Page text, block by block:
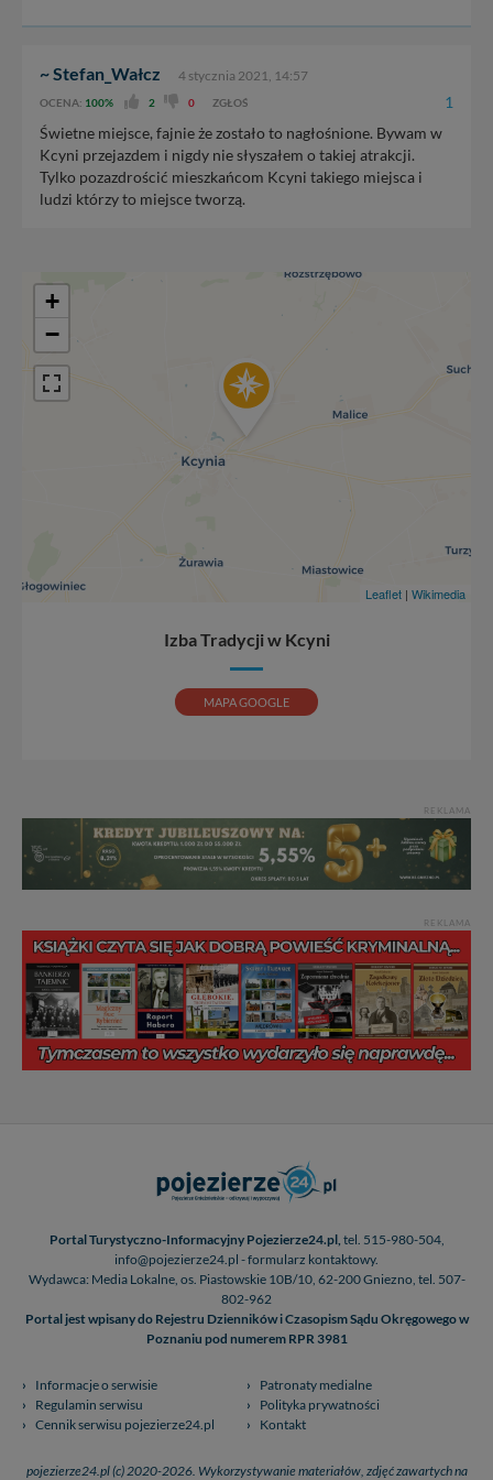
~ Stefan_Wałcz 4 stycznia 2021, 14:57
OCENA: 100% 2 0 ZGŁOŚ 1
Świetne miejsce, fajnie że zostało to nagłośnione. Bywam w
Kcyni przejazdem i nigdy nie słyszałem o takiej atrakcji.
Tylko pozazdrościć mieszkańcom Kcyni takiego miejsca i
ludzi którzy to miejsce tworzą.
+
−
Leaflet | Wikimedia
Izba Tradycji w Kcyni
MAPA GOOGLE
REKLAMA
REKLAMA
Portal Turystyczno-Informacyjny Pojezierze24.pl, tel. 515-980-504,
info@pojezierze24.pl - formularz kontaktowy.
Wydawca: Media Lokalne, os. Piastowskie 10B/10, 62-200 Gniezno, tel. 507-
802-962
Portal jest wpisany do Rejestru Dzienników i Czasopism Sądu Okręgowego w
Poznaniu pod numerem RPR 3981
Informacje o serwisie
Patronaty medialne
Regulamin serwisu
Polityka prywatności
Cennik serwisu pojezierze24.pl
Kontakt
pojezierze24.pl (c) 2020-2026. Wykorzystywanie materiałów, zdjęć zawartych na
Bezpieczeństwo Twoich danych jest dla nas
zmieniać zakresu naszych uprawnień. Twoje dane są u
nas bezpieczne, jeśli masz wątpliwości co do naszych
intencji, zawsze możesz wycofać swoją zgodę. Więcej
informacji uzyskach w naszejPolityce Prywatności.
Klikając znak X lub przycisk PRZEJDŹ DO SERWISU
wyrażasz zgodę na przetwarzanie Twoich danych.
Twoich danych jest elementem usługi (przekazanie
danych z formularza kontaktowego, przekazanie danych
w przypadku rezerwacji usług typu: nocleg, czartery,
itp). Więcej informacji o zasadach i funkcjonalności
serwisu w
Regulaminie Serwisu
Administratorem Twoich danych jest firma: Media
Lokalne Karol Soberski, z siedzibą w Gnieźnie, na os.
Piastowskim 10B/10. Możesz z nami skontaktować się
za pośrednictwem tej
W każdej chwili możesz: zażądać dostępu do swoich
danych, zażądać ich poprawienia lub usunięcia,
zabronić ich przetwarzania. Pamiętaj jednak, że nie
zawsze jest możliwe techniczne zrealizowanie Twoich
praw w odniesieniu do informacji zawartych w plikach
tych plików - w pewnych przypadkach nie możemy tego